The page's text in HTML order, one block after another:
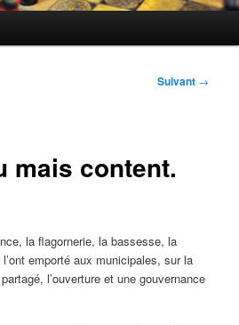
Suivant →
mais content.
la flagornerie, la bassesse, la
emporté aux municipales, sur la
l’ouverture et une gouvernance